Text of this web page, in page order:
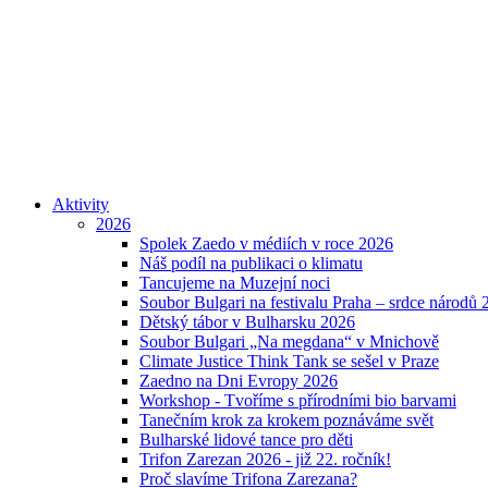
Aktivity
2026
Spolek Zaedo v médiích v roce 2026
Náš podíl na publikaci o klimatu
Tancujeme na Muzejní noci
Soubor Bulgari na festivalu Praha – srdce národů
Dětský tábor v Bulharsku 2026
Soubor Bulgari „Na megdana“ v Mnichově
Climate Justice Think Tank se sešel v Praze
Zaedno na Dni Evropy 2026
Workshop - Tvoříme s přírodními bio barvami
Tanečním krok za krokem poznáváme svět
Bulharské lidové tance pro děti
Trifon Zarezan 2026 - již 22. ročník!
Proč slavíme Trifona Zarezana?